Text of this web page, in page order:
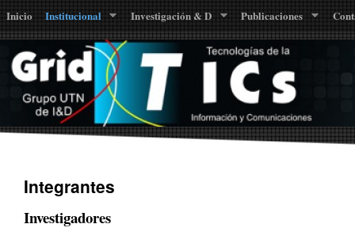
Inicio Institucional Investigación & D Publicaciones
Integrantes
Investigadores